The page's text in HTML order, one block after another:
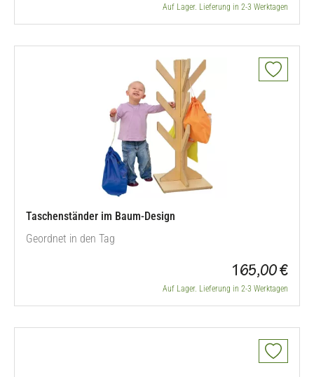
Auf Lager. Lieferung in 2-3 Werktagen
Taschenständer im Baum-Design
Geordnet in den Tag
165,00 €
Auf Lager. Lieferung in 2-3 Werktagen